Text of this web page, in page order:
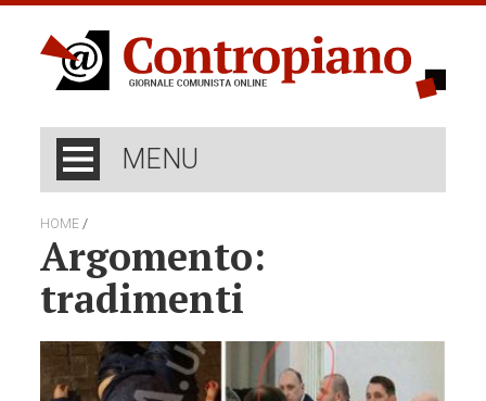
MENU
HOME /
Argomento:
tradimenti